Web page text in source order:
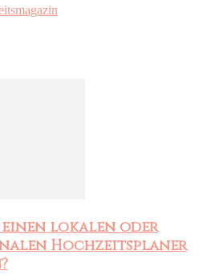
lokalen oder
Hochzeitsplaner